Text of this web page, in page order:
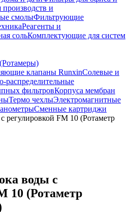
и
смолыФильтрующие
Реагенты и
сольКомплектующие для систем
клапаны RunxinСолевые и
распределительные
фильтровКорпуса мембран
Термо чехлыЭлектромагнитные
Сменные картриджи
регулировкой FM 10 (Ротаметр
воды с
10 (Ротаметр